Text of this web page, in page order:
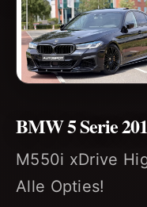
BMW 5 Serie
M550i xDrive
Alle Opties!